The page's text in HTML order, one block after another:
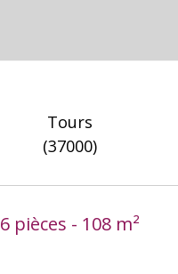
Tours
(37000)
6 pièces - 108 m²